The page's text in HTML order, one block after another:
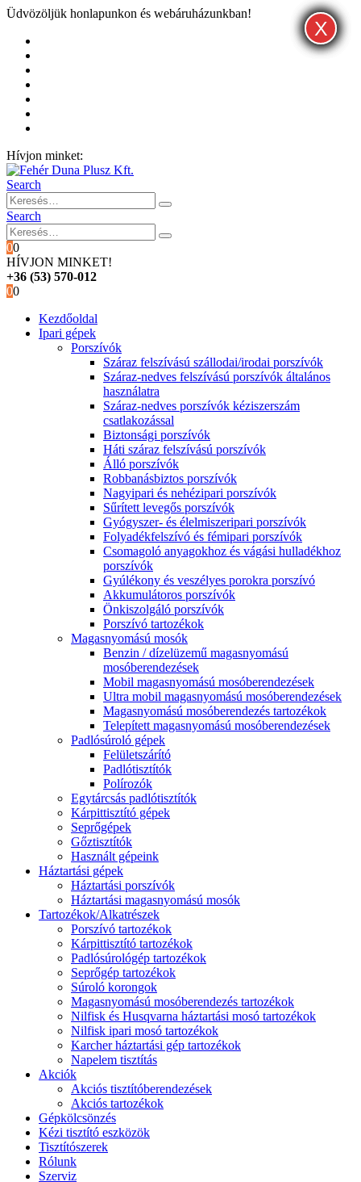
Üdvözöljük honlapunkon és webáruházunkban!
Hívjon minket:
Search
Search
00
HÍVJON MINKET!
+36 (53) 570-012
00
Kezdőoldal
Ipari gépek
Porszívók
Száraz felszívású szállodai/irodai porszívók
Száraz-nedves felszívású porszívók általános
használatra
Száraz-nedves porszívók kéziszerszám
csatlakozással
Biztonsági porszívók
Háti száraz felszívású porszívók
Álló porszívók
Robbanásbiztos porszívók
Nagyipari és nehézipari porszívók
Sűrített levegős porszívók
Gyógyszer- és élelmiszeripari porszívók
Folyadékfelszívó és fémipari porszívók
Csomagoló anyagokhoz és vágási hulladékhoz
porszívók
Gyúlékony és veszélyes porokra porszívó
Akkumulátoros porszívók
Önkiszolgáló porszívók
Porszívó tartozékok
Magasnyomású mosók
Benzin / dízelüzemű magasnyomású
mosóberendezések
Mobil magasnyomású mosóberendezések
Ultra mobil magasnyomású mosóberendezések
Magasnyomású mosóberendezés tartozékok
Telepített magasnyomású mosóberendezések
Padlósúroló gépek
Felületszárító
Padlótisztítók
Polírozók
Egytárcsás padlótisztítók
Kárpittisztító gépek
Seprőgépek
Gőztisztítók
Használt gépeink
Háztartási gépek
Háztartási porszívók
Háztartási magasnyomású mosók
Tartozékok/Alkatrészek
Porszívó tartozékok
Kárpittisztító tartozékok
Padlósúrológép tartozékok
Seprőgép tartozékok
Súroló korongok
Magasnyomású mosóberendezés tartozékok
Nilfisk és Husqvarna háztartási mosó tartozékok
Nilfisk ipari mosó tartozékok
Karcher háztartási gép tartozékok
Napelem tisztítás
Akciók
Akciós tisztítóberendezések
Akciós tartozékok
Gépkölcsönzés
Kézi tisztító eszközök
Tisztítószerek
Rólunk
Szerviz
X
X
X